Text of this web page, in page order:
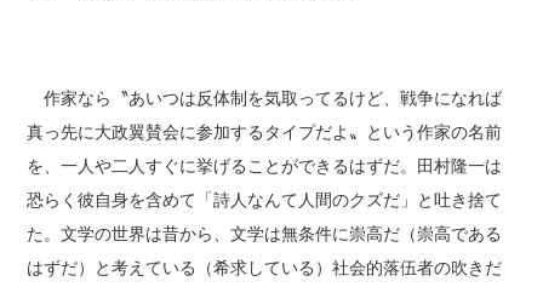
作家なら〝あいつは反体制を気取ってるけど、戦争になれば
真っ先に大政翼賛会に参加するタイプだよ〟という作家の名前
を、一人や二人すぐに挙げることができるはずだ。田村隆一は
恐らく彼自身を含めて「詩人なんて人間のクズだ」と吐き捨て
た。文学の世界は昔から、文学は無条件に崇高だ（崇高である
はずだ）と考えている（希求している）社会的落伍者の吹きだ